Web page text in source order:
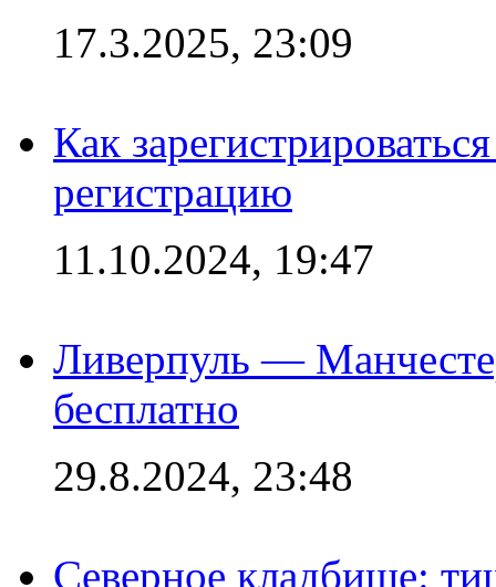
17.3.2025, 23:09
Как
регистрацию
11.10.2024, 19:47
Ливерпуль —
бесплатно
29.8.2024, 23:48
Северное кладбище: